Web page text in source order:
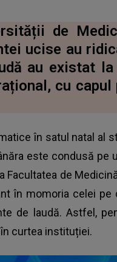
de
ucise au
au existat
cu
în satul natal al
este condusă pe
Facultatea de
în momoria celei
de laudă. Astfel,
curtea instituției.